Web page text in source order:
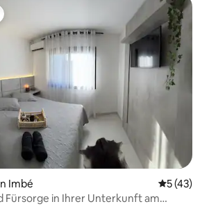
Imbé
5 (43)
Fürsorge in Ihrer Unterkunft am